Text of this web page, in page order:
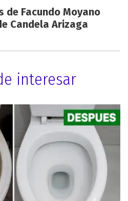
de Facundo Moyano
Candela Arizaga
interesar